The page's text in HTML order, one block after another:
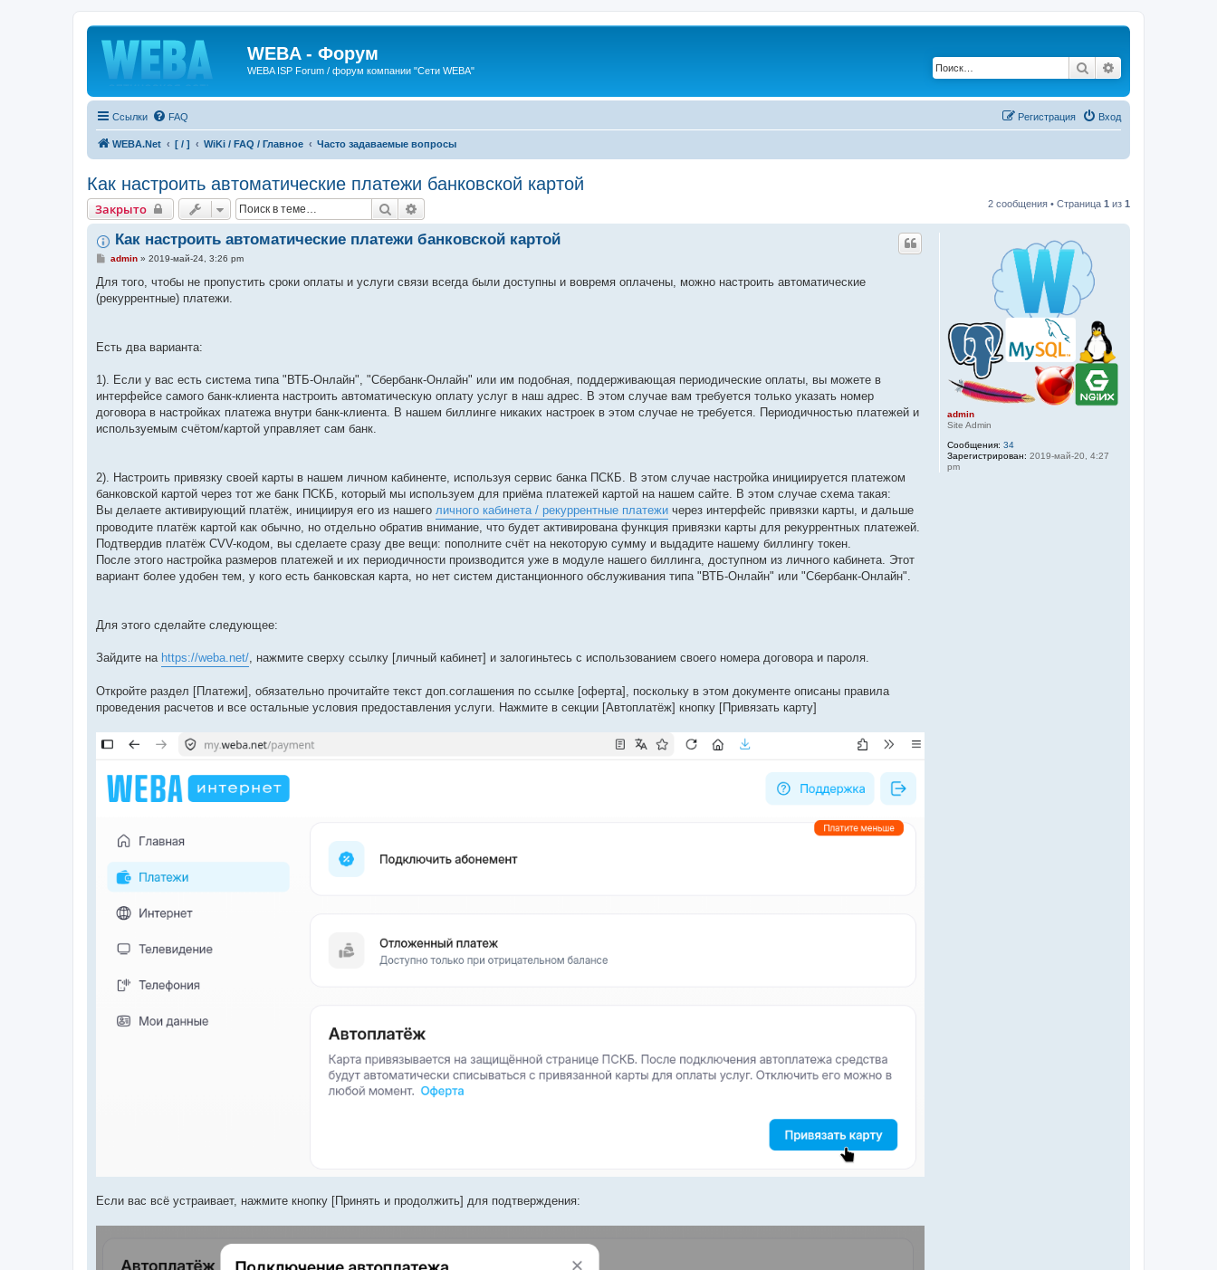
WEBA - Форум
WEBA ISP Forum / форум компании "Сети WEBA" Поиск
Ссылки FAQ Вход
Регистрация
WEBA.Net [ / ] WiKi / FAQ / Главное Часто задаваемые вопросы
Как настроить автоматические платежи банковской картой
Закрыто Поиск 2 сообщения • Страница 1 из 1
admin
Site Admin
Сообщения: 34
Зарегистрирован: 2019-май-20, 4:27
pm
Как настроить автоматические платежи банковской картой
С
о
щ
е
admin» 2019-май-24, 3:26 pm
Для того, чтобы не пропустить сроки оплаты и услуги связи всегда были доступны и вовремя оплачены, можно настроить автоматические
(рекуррентные) платежи.
Есть два варианта:
1). Если у вас есть система типа "ВТБ-Онлайн", "Сбербанк-Онлайн" или им подобная, поддерживающая периодические оплаты, вы можете в
интерфейсе самого банк-клиента настроить автоматическую оплату услуг в наш адрес. В этом случае вам требуется только указать номер
договора в настройках платежа внутри банк-клиента. В нашем биллинге никаких настроек в этом случае не требуется. Периодичностью платежей и
используемым счётом/картой управляет сам банк.
2). Настроить привязку своей карты в нашем личном кабиненте, используя сервис банка ПСКБ. В этом случае настройка инициируется платежом
банковской картой через тот же банк ПСКБ, который мы используем для приёма платежей картой на нашем сайте. В этом случае схема такая:
Вы делаете активирующий платёж, инициируя его из нашего личного кабинета / рекуррентные платежи через интерфейс привязки карты, и дальше
проводите платёж картой как обычно, но отдельно обратив внимание, что будет активирована функция привязки карты для рекуррентных платежей.
Подтвердив платёж CVV-кодом, вы сделаете сразу две вещи: пополните счёт на некоторую сумму и выдадите нашему биллингу токен.
После этого настройка размеров платежей и их периодичности производится уже в модуле нашего биллинга, доступном из личного кабинета. Этот
вариант более удобен тем, у кого есть банковская карта, но нет систем дистанционного обслуживания типа "ВТБ-Онлайн" или "Сбербанк-Онлайн".
Для этого сделайте следующее:
Зайдите на https://weba.net/ , нажмите сверху ссылку [личный кабинет] и залогиньтесь с использованием своего номера договора и пароля.
Откройте раздел [Платежи], обязательно прочитайте текст доп.соглашения по ссылке [оферта], поскольку в этом документе описаны правила
проведения расчетов и все остальные условия предоставления услуги. Нажмите в секции [Автоплатёж] кнопку [Привязать карту]
Если вас всё устраивает, нажмите кнопку [Принять и продолжить] для подтверждения: